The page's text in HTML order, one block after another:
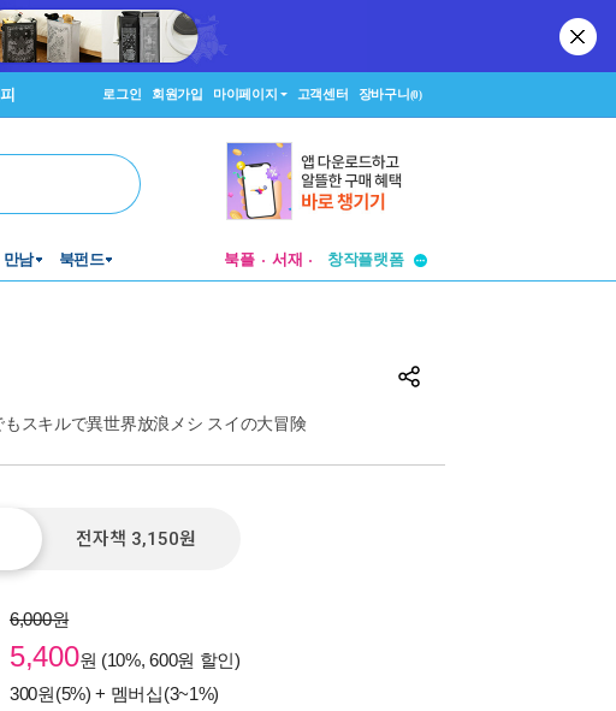
로그인 회원가입 마이페이지 고객센터 장바구니(0)
만남 북펀드 북플 서재
창작플랫폼
투비컨티뉴드
もスキルで異世界放浪メシ スイの大冒険
전자책 3,150원
6,000원
5,400원 (10%, 600원 할인)
300원(5%) + 멤버십(3~1%)